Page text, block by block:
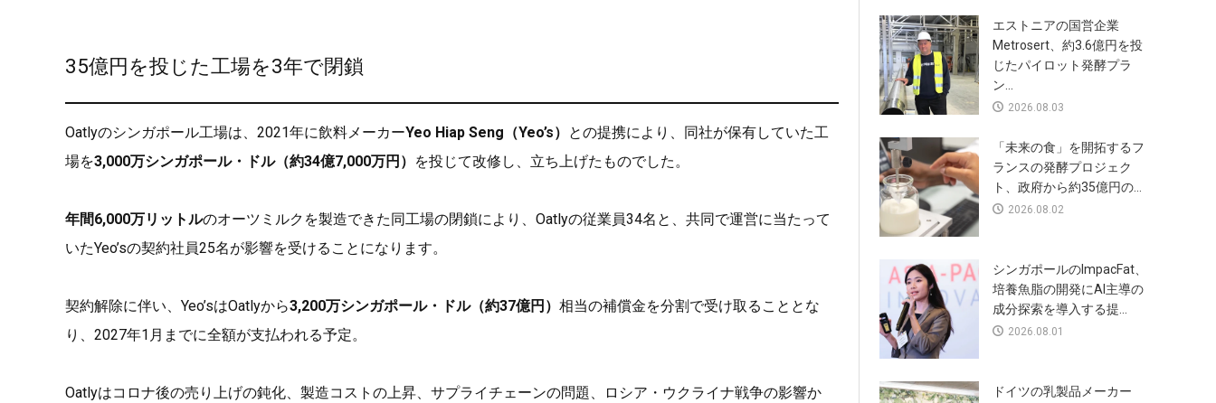
35億円を投じた工場を3年で閉鎖
Oatlyのシンガポール工場は、2021年に飲料メーカーYeo Hiap Seng（Yeo’s） との提携により、同社が保有していた工
場を3,000万シンガポール・ドル（約34億7,000万円） を投じて改修し、立ち上げたものでした。
年間6,000万リットルのオーツミルクを製造できた同工場の閉鎖により、Oatlyの従業員34名と、共同で運営に当たって
いたYeo’sの契約社員25名が影響を受けることになります。
契約解除に伴い、Yeo’sはOatlyから3,200万シンガポール・ドル（約37億円） 相当の補償金を分割で受け取ることとな
り、2027年1月までに全額が支払われる予定。
Oatlyはコロナ後の売り上げの鈍化、製造コストの上昇、サプライチェーンの問題、ロシア・ウクライナ戦争の影響か
エストニアの国営企業
Metrosert、約3.6億円を投
じたパイロット発酵プラ
ン...
2026.08.03
「未来の食」を開拓するフ
ランスの発酵プロジェク
ト、政府から約35億円の...
2026.08.02
シンガポールのImpacFat、
培養魚脂の開発にAI主導の
成分探索を導入する提...
2026.08.01
ドイツの乳製品メーカー